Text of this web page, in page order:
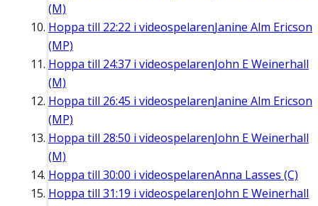
(M)
Hoppa till 22:22 i videospelarenJanine Alm Ericson
(MP)
Hoppa till 24:37 i videospelarenJohn E Weinerhall
(M)
Hoppa till 26:45 i videospelarenJanine Alm Ericson
(MP)
Hoppa till 28:50 i videospelarenJohn E Weinerhall
(M)
Hoppa till 30:00 i videospelarenAnna Lasses (C)
Hoppa till 31:19 i videospelarenJohn E Weinerhall